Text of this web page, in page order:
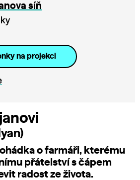
síň
na projekci
o farmáři, kterému
přátelství s čápem
radost ze života.